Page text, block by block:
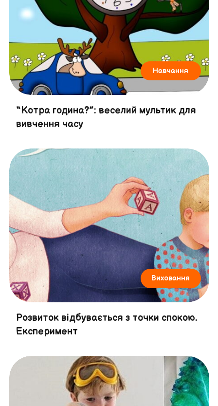
Навчання
“Котра година?”: веселий мультик для
вивчення часу
Виховання
Розвиток відбувається з точки спокою.
Експеримент